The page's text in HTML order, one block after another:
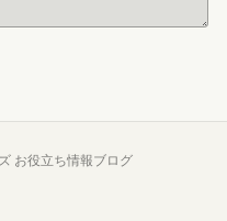
お役立ち情報ブログ